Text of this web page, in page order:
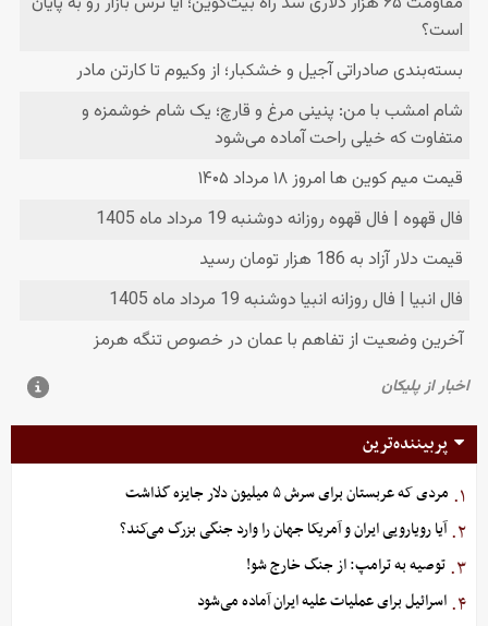
پربیننده‌ترین
۱. مردی که عربستان برای سرش ۵ میلیون دلار جایزه گذاشت
۲. آیا رویارویی ایران و آمریکا جهان را وارد جنگی بزرگ می‌کند؟
۳. توصیه به ترامپ: از جنگ خارج شو!
۴. اسرائیل برای عملیات علیه ایران آماده می‌شود